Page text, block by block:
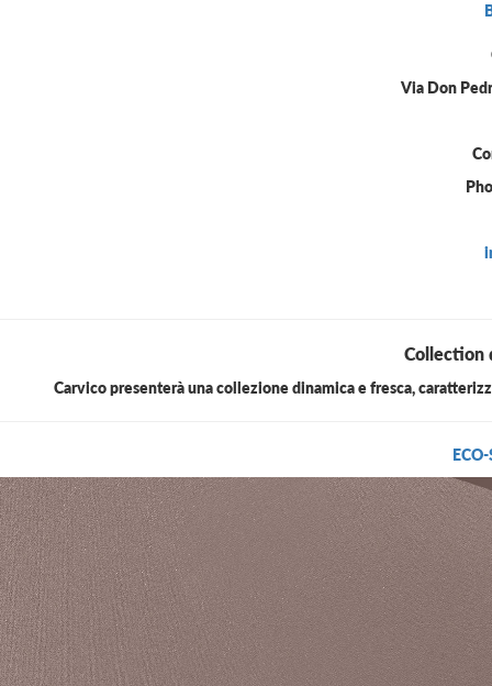
Via Don
Collection
Carvico presenterà una collezione dinamica e fresca,